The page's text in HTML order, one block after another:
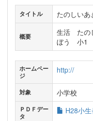
タイトル たのしいあ
概要
生活 たの
ぼう 小1
ホームペー
ジ
http://
対象 小学校
ＰＤＦデー
タ
H28小